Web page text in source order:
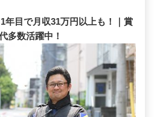
年目で月収31万円以上も！｜賞
多数活躍中！